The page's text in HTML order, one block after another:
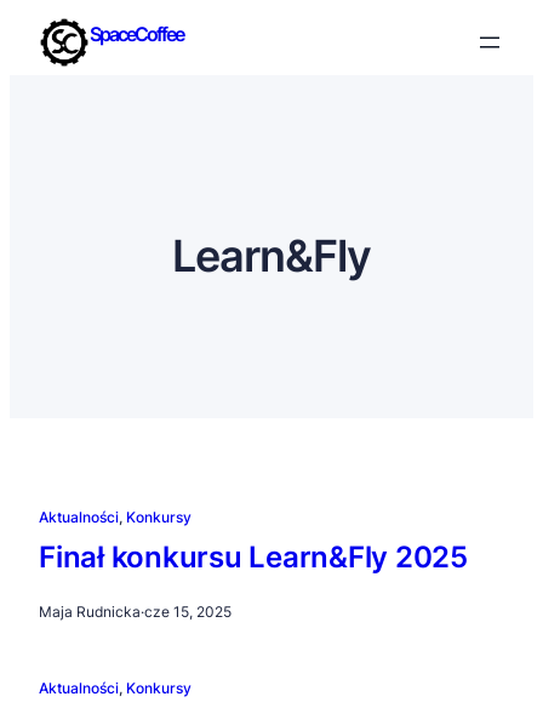
SpaceCoffee
Learn&Fly
Aktualności, Konkursy
Finał konkursu Learn&Fly 2025
Maja Rudnicka·cze 15, 2025
Aktualności, Konkursy